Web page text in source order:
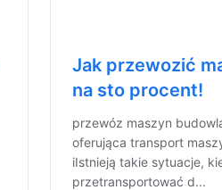
Jak przewozić
na sto procent!
przewóz maszyn
oferująca transport
iIstnieją takie sytuacje,
przetransportować d...